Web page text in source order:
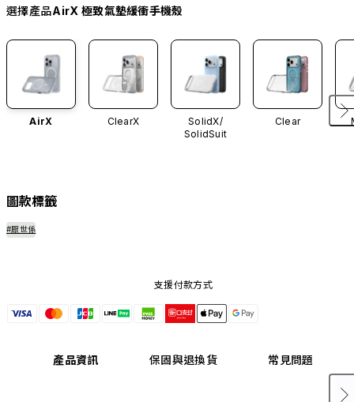
選擇產品AirX 極致氣墊緩衝手機殼
AirX ClearX
SolidX/
SolidSuit
Clear
圖款標籤
#厭世係
支援付款方式
產品資訊 保固與退換貨 常見問題